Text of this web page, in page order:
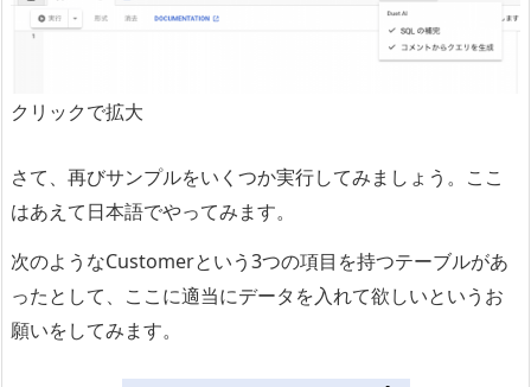
クリックで拡大
さて、再びサンプルをいくつか実行してみましょう。ここ
はあえて日本語でやってみます。
次のようなCustomerという3つの項目を持つテーブルがあ
ったとして、ここに適当にデータを入れて欲しいというお
願いをしてみます。